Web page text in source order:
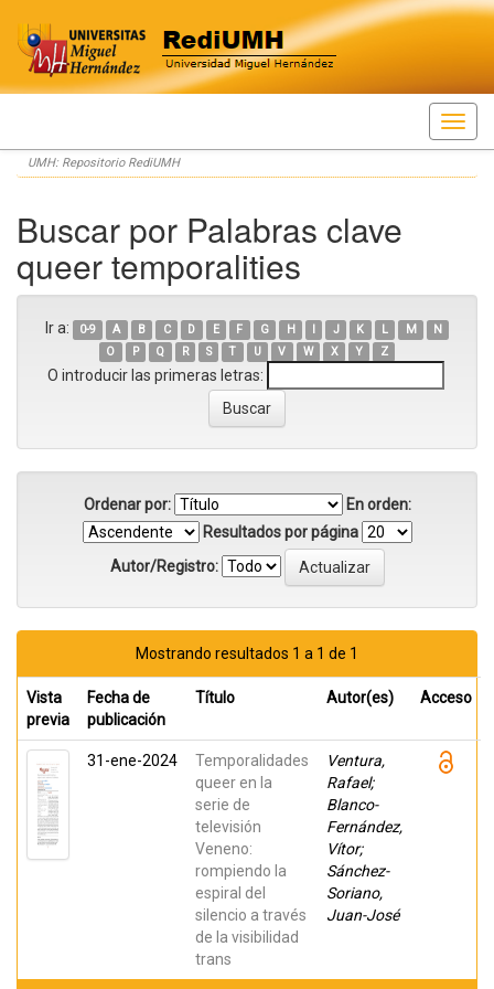
Skip
navigation
UMH: Repositorio RediUMH
Buscar por Palabras clave
queer temporalities
Ir a: 0-9 A B C D E F G H I J K L M
N
O
P Q R S T U V W X Y Z
O introducir las primeras letras:
Ordenar por:
En orden:
Resultados por página
Autor/Registro:
Mostrando resultados 1 a 1 de 1
Vista
previa
Fecha de
publicación
Título Autor(es) Acceso
31-ene-2024
Temporalidades
queer en la
serie de
televisión
Veneno:
rompiendo la
espiral del
silencio a través
de la visibilidad
trans
Ventura,
Rafael;
Blanco-
Fernández,
Vítor;
Sánchez-
Soriano,
Juan-José